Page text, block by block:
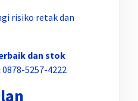
risiko retak dan
dan stok
0878-5257-4222